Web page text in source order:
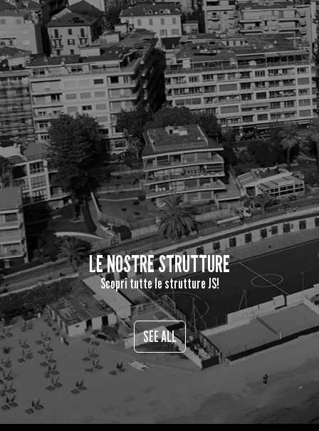
LE NOSTRE STRUTTURE
Scopri tutte le strutture JS!
SEE ALL